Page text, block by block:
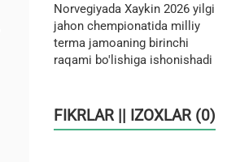
Norvegiyada Xaykin 2026 yilgi
jahon chempionatida milliy
terma jamoaning birinchi
raqami bo'lishiga ishonishadi
FIKRLAR || IZOXLAR (0)